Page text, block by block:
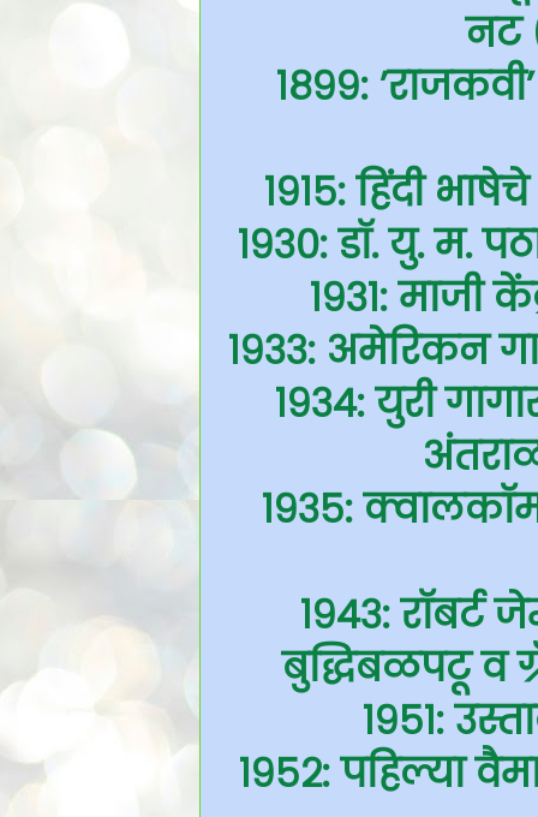
नट
१८९९:
१९१५: हिंदी
१९३०: डॉ. यु. म.
१९३१: माजी
१९३३: अमेरिकन
१९३४: युरी
१९३५:
१९४३: रॉबर्ट
बुद्धिबळपटू व
१९५१:
१९५२: पहिल्या